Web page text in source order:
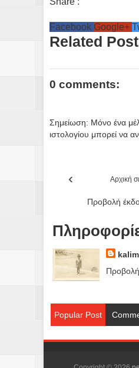
Facebook Google+
Related
0 comments:
Σημείωση: Μόνο ένα
ιστολογίου μπορεί να
‹ Αρχική
Προβολή
Popular Post